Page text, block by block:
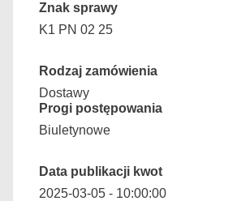
Znak sprawy
K1 PN 02 25
Rodzaj zamówienia
Dostawy
Progi postępowania
Biuletynowe
Data publikacji kwot
2025-03-05 - 10:00:00